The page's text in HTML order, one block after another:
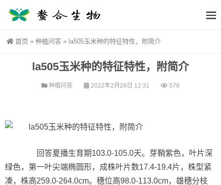
首页 » 种植问答 » la505玉米种的特征特性，附简介
la505玉米种的特征特性，附简介
种植问答 2022年2月26日 12:31 578
回答夏播生育期103.0-105.0天。芽鞘紫色，叶片深
绿色，第一叶尖端椭圆形，成株叶片数17.4-19.4片，株型紧
凑，株高259.0-264.0cm。穗位高98.0-113.0cm，雄穗分枝